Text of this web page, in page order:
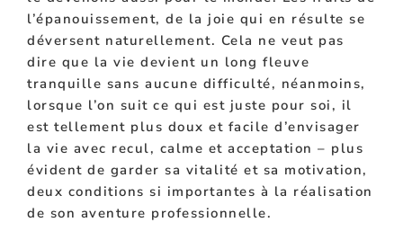
l’épanouissement, de la joie qui en résulte se
déversent naturellement. Cela ne veut pas
dire que la vie devient un long fleuve
tranquille sans aucune difficulté, néanmoins,
lorsque l’on suit ce qui est juste pour soi, il
est tellement plus doux et facile d’envisager
la vie avec recul, calme et acceptation – plus
évident de garder sa vitalité et sa motivation,
deux conditions si importantes à la réalisation
de son aventure professionnelle.